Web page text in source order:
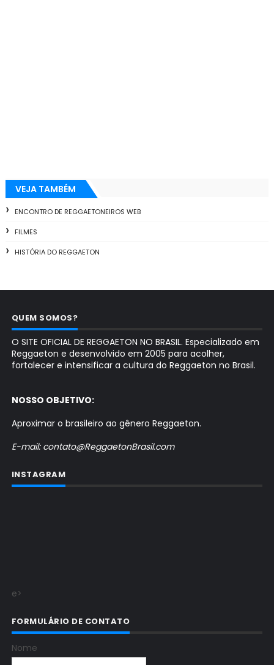
VEJA TAMBÉM
ENCONTRO DE REGGAETONEIROS WEB
FILMES
HISTÓRIA DO REGGAETON
QUEM SOMOS?
O SITE OFICIAL DE REGGAETON NO BRASIL. Especializado em
Reggaeton e desenvolvido em 2005 para acolher,
fortalecer e intensificar a cultura do Reggaeton no Brasil.
NOSSO OBJETIVO:
Aproximar o brasileiro ao gênero Reggaeton.
E-mail: contato@ReggaetonBrasil.com
INSTAGRAM
e>
FORMULÁRIO DE CONTATO
Nome